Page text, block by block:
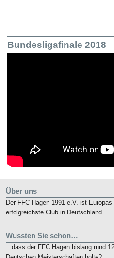
Bundesligafinale 2018
Über uns
Der FFC Hagen 1991 e.V. ist
erfolgreichste Club in Deutschland.
Wussten Sie schon…
...dass der FFC Hagen bislang rund